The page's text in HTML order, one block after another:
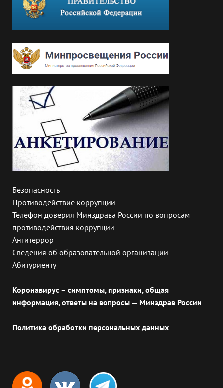
Безопасность
Противодействие коррупции
Телефон доверия Минздрава России по вопросам
противодействия коррупции
Антитеррор
Сведения об образовательной организации
Абитуриенту
Коронавирус – симптомы, признаки, общая
информация, ответы на вопросы — Минздрав России
Политика обработки персональных данных